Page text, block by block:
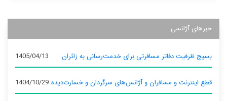
خبرهای آژانسی
بسیج ظرفیت دفاتر مسافرتی برای خدمت‌رسانی به زائران 1405/04/13
قطع اینترنت و مسافران و آژانس‌های سرگردان و خسارت‌دیده 1404/10/29